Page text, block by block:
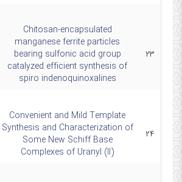
۲۳
Chitosan-encapsulated
manganese ferrite particles
bearing sulfonic acid group
catalyzed efficient synthesis of
spiro indenoquinoxalines
۲۴
Convenient and Mild Template
Synthesis and Characterization of
Some New Schiff Base
Complexes of Uranyl (II)